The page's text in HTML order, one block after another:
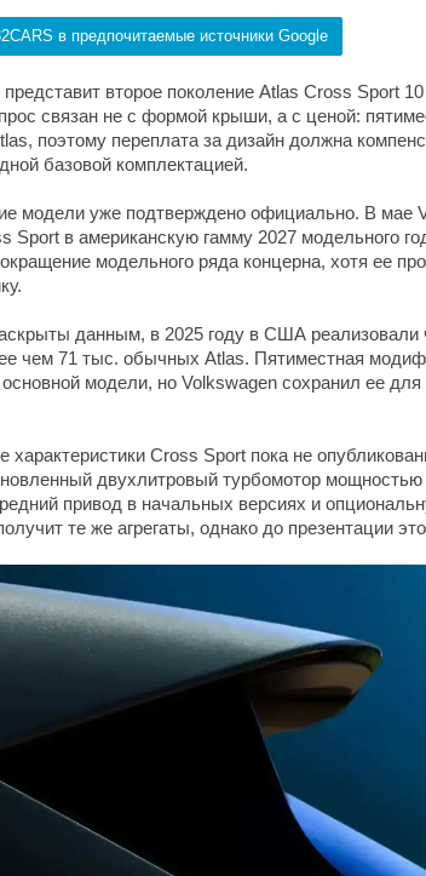
в предпочитаемые источники Google
второе поколение Atlas Cross Sport
связан не с формой крыши, а с ценой:
поэтому переплата за дизайн должна
базовой комплектацией.
модели уже подтверждено официально. В мае
Sport в американскую гамму 2027 модельного
модельного ряда концерна, хотя ее
данным, в 2025 году в США реализовали
чем 71 тыс. обычных Atlas. Пятиместная
основной модели, но Volkswagen сохранил ее
характеристики Cross Sport пока не
двухлитровый турбомотор
привод в начальных версиях и
те же агрегаты, однако до презентации